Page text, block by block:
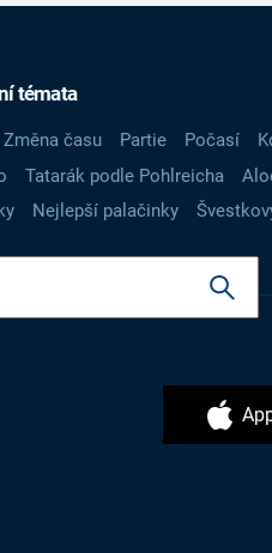
témata
Změna času Partie Počasí
Tatarák podle Pohlreicha
Nejlepší palačinky